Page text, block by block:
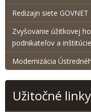
Redizajn siete GOVNET
Zvyšovanie úžitkovej
podnikateľov a
Modernizácia
Užitočné linky